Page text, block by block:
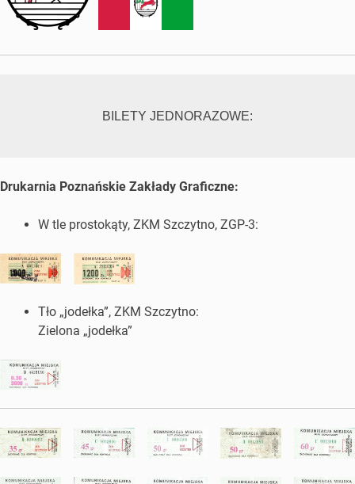
BILETY JEDNORAZOWE:
Drukarnia Poznańskie Zakłady Graficzne:
W tle prostokąty, ZKM Szczytno, ZGP-3:
Tło „jodełka”, ZKM Szczytno:
Zielona „jodełka”